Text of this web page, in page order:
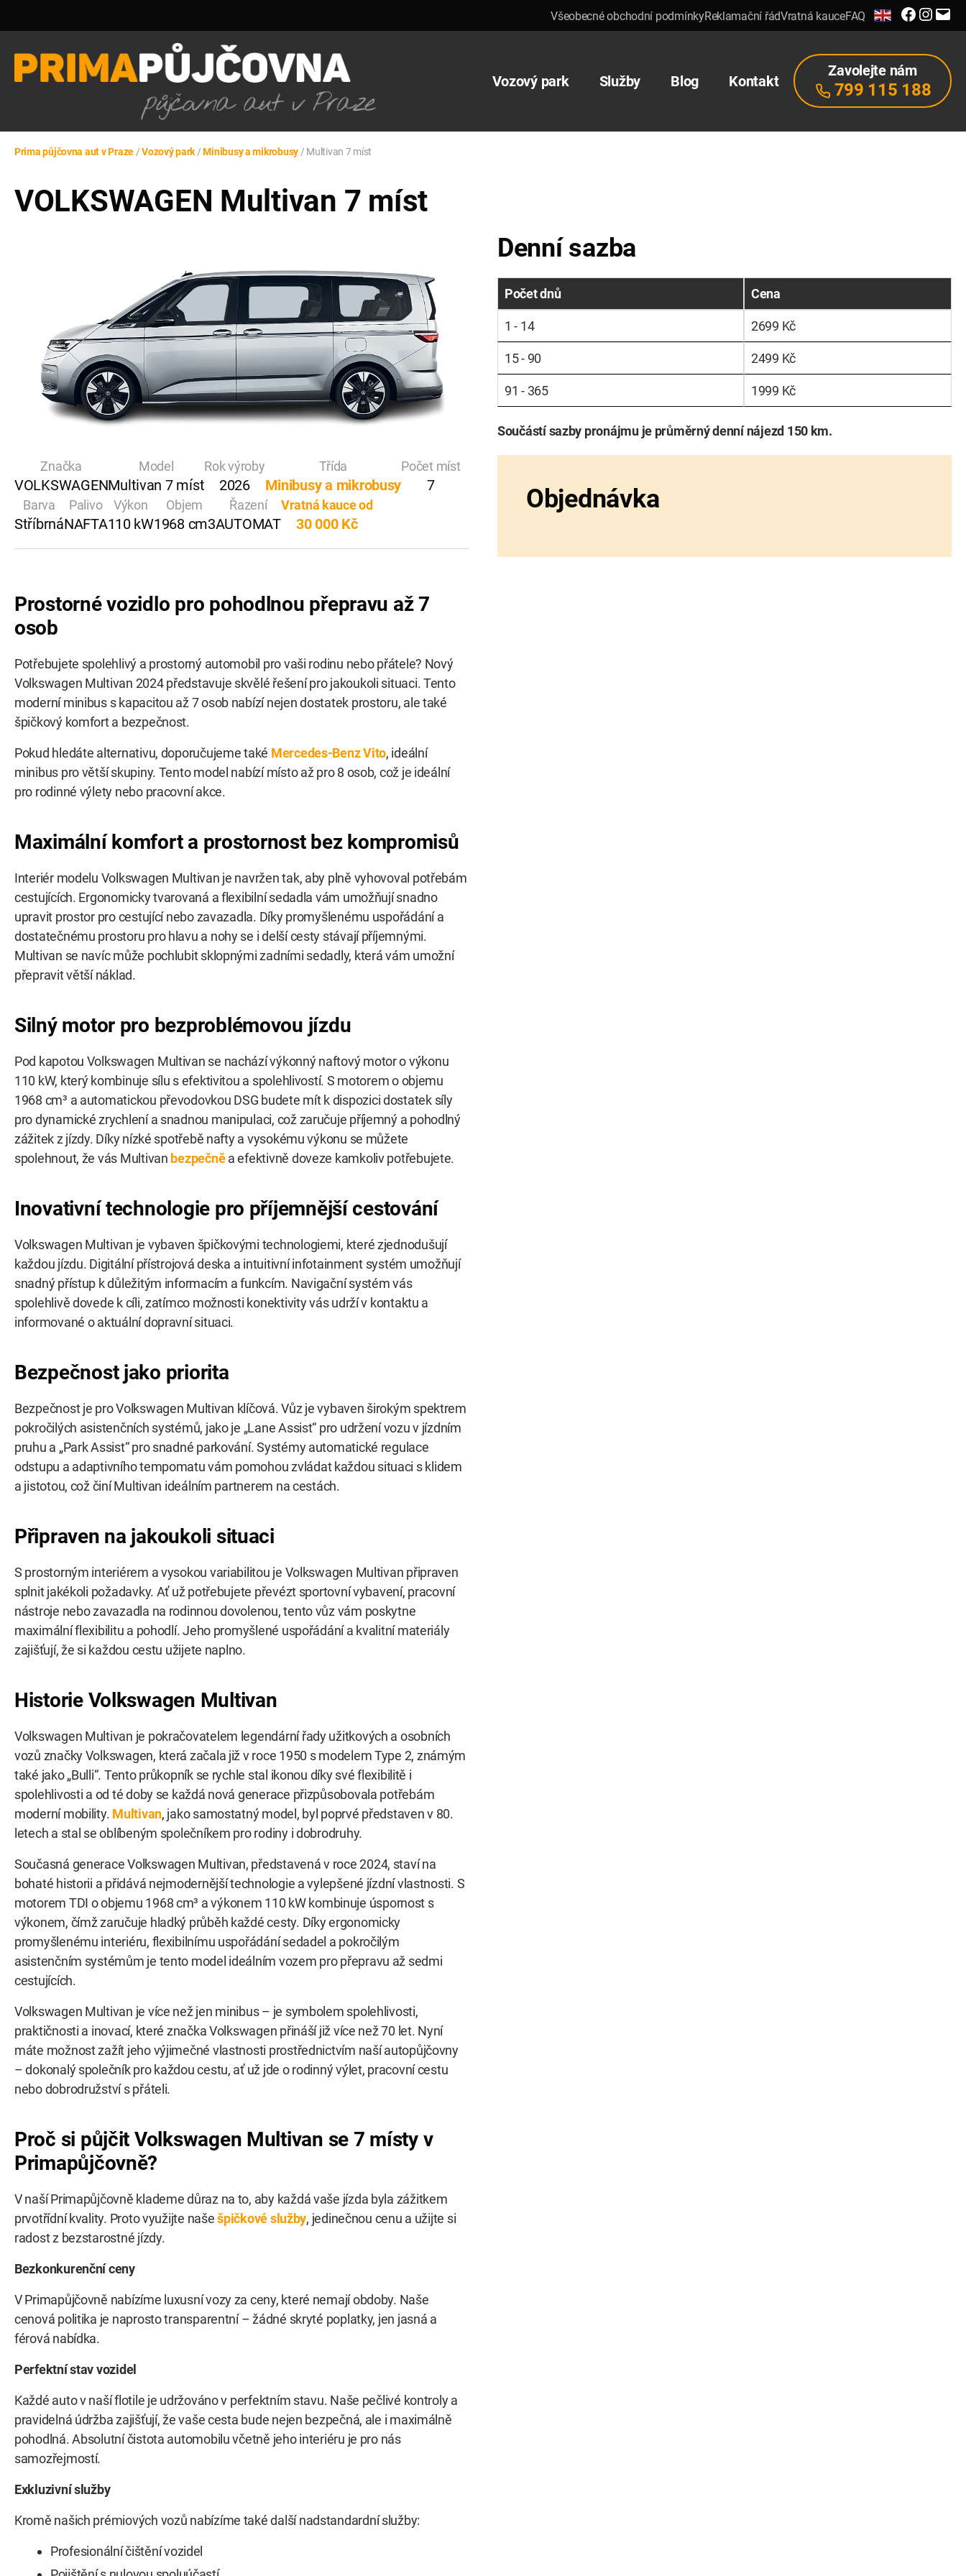
Všeobecné obchodní podmínkyReklamační řádVratná kauceFAQ Facebook
Instagram
E-
mail
Vozový park Služby Blog Kontakt
Zavolejte nám
799 115 188
Prima půjčovna aut v Praze/Vozový park /Minibusy a mikrobusy / Multivan 7 míst
VOLKSWAGEN Multivan 7 míst
Značka
VOLKSWAGEN
Model
Multivan 7 míst
Rok výroby
2026
Třída
Minibusy a mikrobusy
Počet míst
7
Barva
Stříbrná
Palivo
NAFTA
Výkon
110 kW
Objem
1968 cm3
Řazení
AUTOMAT
Vratná kauce od
30 000 Kč
Prostorné vozidlo pro pohodlnou přepravu až 7
osob
Potřebujete spolehlivý a prostorný automobil pro vaši rodinu nebo přátele? Nový
Volkswagen Multivan 2024 představuje skvělé řešení pro jakoukoli situaci. Tento
moderní minibus s kapacitou až 7 osob nabízí nejen dostatek prostoru, ale také
špičkový komfort a bezpečnost.
Pokud hledáte alternativu, doporučujeme také Mercedes-Benz Vito, ideální
minibus pro větší skupiny. Tento model nabízí místo až pro 8 osob, což je ideální
pro rodinné výlety nebo pracovní akce.
Maximální komfort a prostornost bez kompromisů
Interiér modelu Volkswagen Multivan je navržen tak, aby plně vyhovoval potřebám
cestujících. Ergonomicky tvarovaná a flexibilní sedadla vám umožňují snadno
upravit prostor pro cestující nebo zavazadla. Díky promyšlenému uspořádání a
dostatečnému prostoru pro hlavu a nohy se i delší cesty stávají příjemnými.
Multivan se navíc může pochlubit sklopnými zadními sedadly, která vám umožní
přepravit větší náklad.
Silný motor pro bezproblémovou jízdu
Pod kapotou Volkswagen Multivan se nachází výkonný naftový motor o výkonu
110 kW, který kombinuje sílu s efektivitou a spolehlivostí. S motorem o objemu
1968 cm³ a automatickou převodovkou DSG budete mít k dispozici dostatek síly
pro dynamické zrychlení a snadnou manipulaci, což zaručuje příjemný a pohodlný
zážitek z jízdy. Díky nízké spotřebě nafty a vysokému výkonu se můžete
spolehnout, že vás Multivan bezpečněa efektivně doveze kamkoliv potřebujete.
Inovativní technologie pro příjemnější cestování
Volkswagen Multivan je vybaven špičkovými technologiemi, které zjednodušují
každou jízdu. Digitální přístrojová deska a intuitivní infotainment systém umožňují
snadný přístup k důležitým informacím a funkcím. Navigační systém vás
spolehlivě dovede k cíli, zatímco možnosti konektivity vás udrží v kontaktu a
informované o aktuální dopravní situaci.
Bezpečnost jako priorita
Bezpečnost je pro Volkswagen Multivan klíčová. Vůz je vybaven širokým spektrem
pokročilých asistenčních systémů, jako je „Lane Assist“ pro udržení vozu v jízdním
pruhu a „Park Assist“ pro snadné parkování. Systémy automatické regulace
odstupu a adaptivního tempomatu vám pomohou zvládat každou situaci s klidem
a jistotou, což činí Multivan ideálním partnerem na cestách.
Připraven na jakoukoli situaci
S prostorným interiérem a vysokou variabilitou je Volkswagen Multivan připraven
splnit jakékoli požadavky. Ať už potřebujete převézt sportovní vybavení, pracovní
nástroje nebo zavazadla na rodinnou dovolenou, tento vůz vám poskytne
maximální flexibilitu a pohodlí. Jeho promyšlené uspořádání a kvalitní materiály
zajišťují, že si každou cestu užijete naplno.
Historie Volkswagen Multivan
Volkswagen Multivan je pokračovatelem legendární řady užitkových a osobních
vozů značky Volkswagen, která začala již v roce 1950 s modelem Type 2, známým
také jako „Bulli“. Tento průkopník se rychle stal ikonou díky své flexibilitě i
spolehlivosti a od té doby se každá nová generace přizpůsobovala potřebám
moderní mobility. Multivan, jako samostatný model, byl poprvé představen v 80.
letech a stal se oblíbeným společníkem pro rodiny i dobrodruhy.
Současná generace Volkswagen Multivan, představená v roce 2024, staví na
bohaté historii a přidává nejmodernější technologie a vylepšené jízdní vlastnosti. S
motorem TDI o objemu 1968 cm³ a výkonem 110 kW kombinuje úspornost s
výkonem, čímž zaručuje hladký průběh každé cesty. Díky ergonomicky
promyšlenému interiéru, flexibilnímu uspořádání sedadel a pokročilým
asistenčním systémům je tento model ideálním vozem pro přepravu až sedmi
cestujících.
Volkswagen Multivan je více než jen minibus – je symbolem spolehlivosti,
praktičnosti a inovací, které značka Volkswagen přináší již více než 70 let. Nyní
máte možnost zažít jeho výjimečné vlastnosti prostřednictvím naší autopůjčovny
– dokonalý společník pro každou cestu, ať už jde o rodinný výlet, pracovní cestu
nebo dobrodružství s přáteli.
Proč si půjčit Volkswagen Multivan se 7 místy v
Primapůjčovně?
V naší Primapůjčovně klademe důraz na to, aby každá vaše jízda byla zážitkem
prvotřídní kvality. Proto využijte našešpičkové služby, jedinečnou cenu a užijte si
radost z bezstarostné jízdy.
Bezkonkurenční ceny
V Primapůjčovně nabízíme luxusní vozy za ceny, které nemají obdoby. Naše
cenová politika je naprosto transparentní – žádné skryté poplatky, jen jasná a
férová nabídka.
Perfektní stav vozidel
Každé auto v naší flotile je udržováno v perfektním stavu. Naše pečlivé kontroly a
pravidelná údržba zajišťují, že vaše cesta bude nejen bezpečná, ale i maximálně
pohodlná. Absolutní čistota automobilu včetně jeho interiéru je pro nás
samozřejmostí.
Exkluzivní služby
Kromě našich prémiových vozů nabízíme také další nadstandardní služby:
Profesionální čištění vozidel
Denní sazba
Počet dnů Cena
1 - 14 2699 Kč
15 - 90 2499 Kč
91 - 365 1999 Kč
Součástí sazby pronájmu je průměrný denní nájezd 150 km.
Objednávka